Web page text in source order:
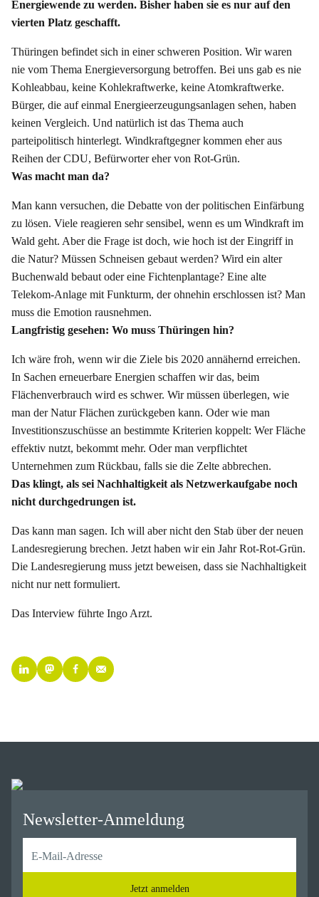
Energiewende zu werden. Bisher haben sie es nur auf den
vierten Platz geschafft.
Thüringen befindet sich in einer schweren Position. Wir waren
nie vom Thema Energieversorgung betroffen. Bei uns gab es nie
Kohleabbau, keine Kohlekraftwerke, keine Atomkraftwerke.
Bürger, die auf einmal Energieerzeugungsanlagen sehen, haben
keinen Vergleich. Und natürlich ist das Thema auch
parteipolitisch hinterlegt. Windkraftgegner kommen eher aus
Reihen der CDU, Befürworter eher von Rot-Grün.
Was macht man da?
Man kann versuchen, die Debatte von der politischen Einfärbung
zu lösen. Viele reagieren sehr sensibel, wenn es um Windkraft im
Wald geht. Aber die Frage ist doch, wie hoch ist der Eingriff in
die Natur? Müssen Schneisen gebaut werden? Wird ein alter
Buchenwald bebaut oder eine Fichtenplantage? Eine alte
Telekom-Anlage mit Funkturm, der ohnehin erschlossen ist? Man
muss die Emotion rausnehmen.
Langfristig gesehen: Wo muss Thüringen hin?
Ich wäre froh, wenn wir die Ziele bis 2020 annähernd erreichen.
In Sachen erneuerbare Energien schaffen wir das, beim
Flächenverbrauch wird es schwer. Wir müssen überlegen, wie
man der Natur Flächen zurückgeben kann. Oder wie man
Investitionszuschüsse an bestimmte Kriterien koppelt: Wer Fläche
effektiv nutzt, bekommt mehr. Oder man verpflichtet
Unternehmen zum Rückbau, falls sie die Zelte abbrechen.
Das klingt, als sei Nachhaltigkeit als Netzwerkaufgabe noch
nicht durchgedrungen ist.
Das kann man sagen. Ich will aber nicht den Stab über der neuen
Landesregierung brechen. Jetzt haben wir ein Jahr Rot-Rot-Grün.
Die Landesregierung muss jetzt beweisen, dass sie Nachhaltigkeit
nicht nur nett formuliert.
Das Interview führte Ingo Arzt.
Newsletter-Anmeldung
Jetzt anmelden